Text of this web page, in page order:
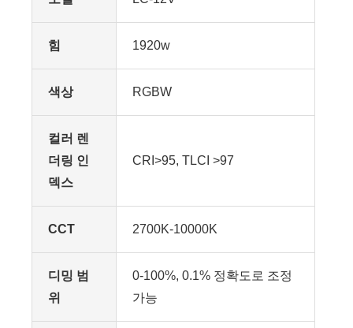
힘 1920w
색상 RGBW
컬러 렌
더링 인
덱스
CRI>95, TLCI >97
CCT 2700K-10000K
디밍 범
위
0-100%, 0.1% 정확도로 조정
가능